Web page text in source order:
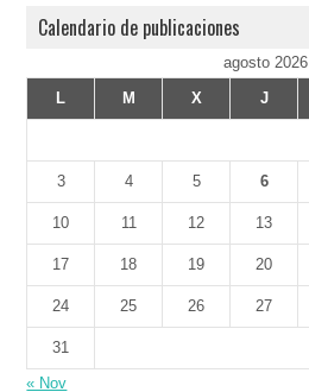
Calendario de publicaciones
agosto 2026
L
M X J
3 4 5 6
10 11 12 13
17 18 19 20
24 25 26 27
31
« Nov